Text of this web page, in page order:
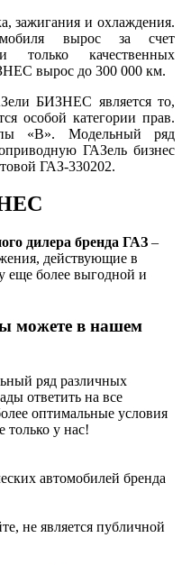
зажигания и охлаждения.
вырос за счет
только качественных
вырос до 300 000 км.
БИЗНЕС является то,
особой категории прав.
«В». Модельный ряд
ГАЗель бизнес
ГАЗ-330202.
дилера бренда ГАЗ –
действующие в
еще более выгодной и
можете в нашем
ряд различных
ответить на все
оптимальные условия
только у нас!
автомобилей бренда
не является публичной